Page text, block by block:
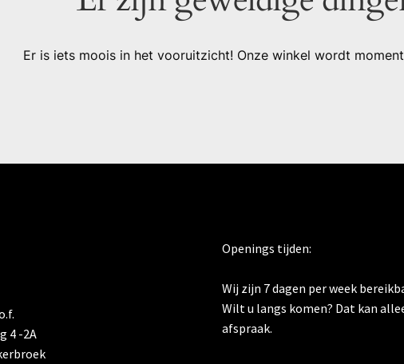
Er is iets moois in het vooruitzicht! Onze winkel wordt
4 -2A
Openings tijden:
Wij zijn 7 dagen per week
Wilt u langs komen? Dat kan
afspraak.